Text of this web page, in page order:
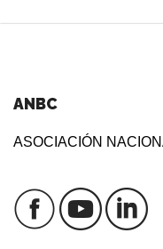
ANBC
ASOCIACIÓN